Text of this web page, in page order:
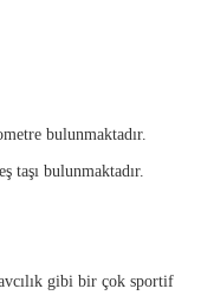
bulunmaktadır.
taşı bulunmaktadır.
avcılık gibi bir çok sportif